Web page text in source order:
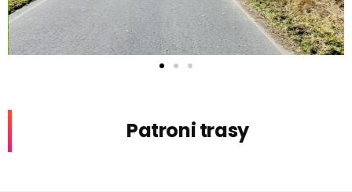
Patroni trasy